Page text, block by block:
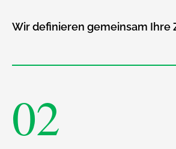
Wir definieren gemeinsam Ihre
02